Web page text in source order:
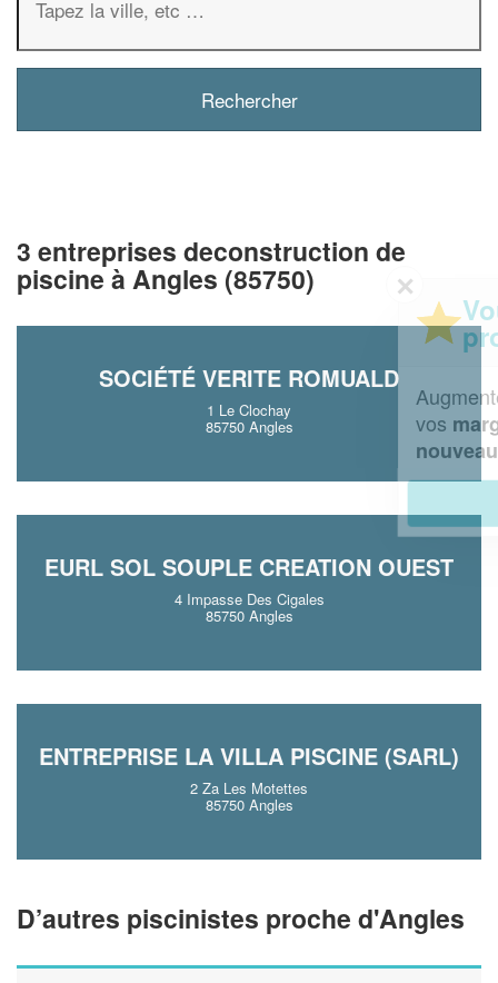
3 entreprises deconstruction de
piscine à Angles (85750)
SOCIÉTÉ VERITE ROMUALD
1 Le Clochay
85750 Angles
EURL SOL SOUPLE CREATION OUEST
4 Impasse Des Cigales
85750 Angles
ENTREPRISE LA VILLA PISCINE (SARL)
2 Za Les Motettes
85750 Angles
D’autres piscinistes proche d'Angles
✕
professionnel ?
Augmentez votrechiffre d'affaireset
margestout en gagnant de